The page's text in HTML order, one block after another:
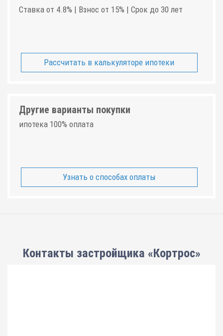
Ставка от 4.8% | Взнос от 15% | Срок до 30 лет
Рассчитать в калькуляторе ипотеки
Другие варианты покупки
ипотека 100% оплата
Узнать о способах оплаты
Контакты застройщика «Кортрос»